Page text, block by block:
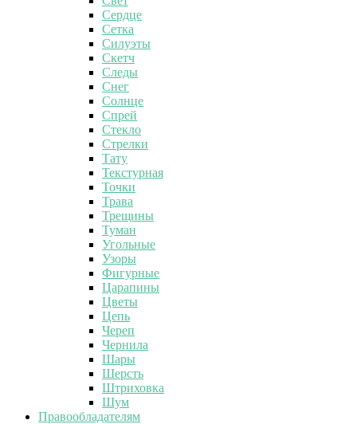
Сердце
Сетка
Силуэты
Скетч
Следы
Снег
Солнце
Спрей
Стекло
Стрелки
Тату
Текстурная
Точки
Трава
Трещины
Туман
Угольные
Узоры
Фигурные
Царапины
Цветы
Цепь
Череп
Чернила
Шары
Шерсть
Штриховка
Шум
Правообладателям